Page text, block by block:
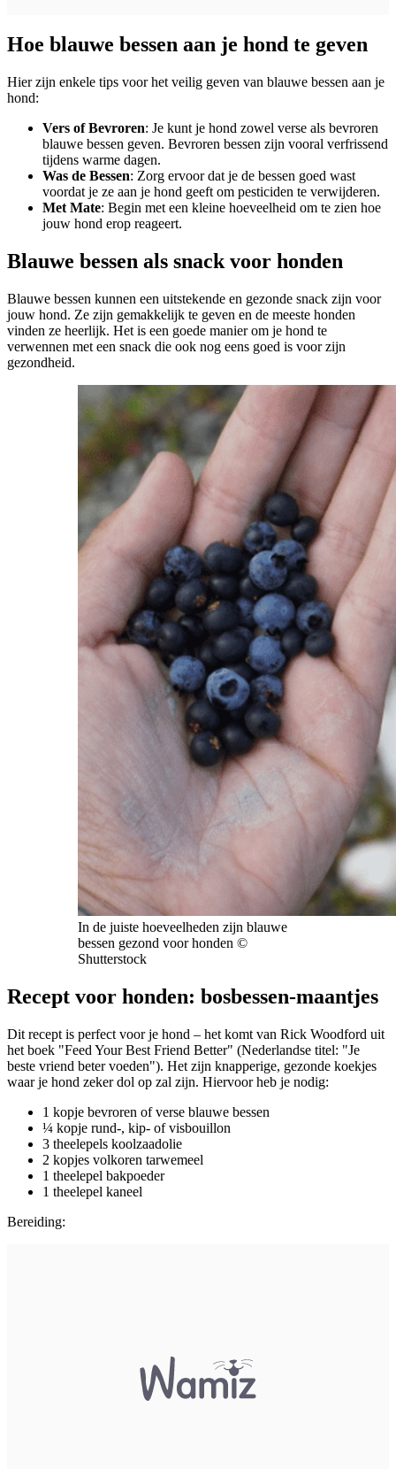
Hoe blauwe bessen aan je hond te geven
Hier zijn enkele tips voor het veilig geven van blauwe bessen aan je
hond:
Vers of Bevroren: Je kunt je hond zowel verse als bevroren
blauwe bessen geven. Bevroren bessen zijn vooral verfrissend
tijdens warme dagen.
Was de Bessen: Zorg ervoor dat je de bessen goed wast
voordat je ze aan je hond geeft om pesticiden te verwijderen.
Met Mate: Begin met een kleine hoeveelheid om te zien hoe
jouw hond erop reageert.
Blauwe bessen als snack voor honden
Blauwe bessen kunnen een uitstekende en gezonde snack zijn voor
jouw hond. Ze zijn gemakkelijk te geven en de meeste honden
vinden ze heerlijk. Het is een goede manier om je hond te
verwennen met een snack die ook nog eens goed is voor zijn
gezondheid.
In de juiste hoeveelheden zijn blauwe
bessen gezond voor honden ©
Shutterstock
Recept voor honden: bosbessen-maantjes
Dit recept is perfect voor je hond – het komt van Rick Woodford uit
het boek "Feed Your Best Friend Better" (Nederlandse titel: "Je
beste vriend beter voeden"). Het zijn knapperige, gezonde koekjes
waar je hond zeker dol op zal zijn. Hiervoor heb je nodig:
1 kopje bevroren of verse blauwe bessen
¼ kopje rund-, kip- of visbouillon
3 theelepels koolzaadolie
2 kopjes volkoren tarwemeel
1 theelepel bakpoeder
1 theelepel kaneel
Bereiding: